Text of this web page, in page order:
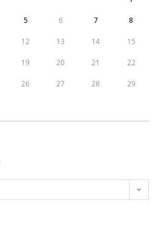
5 6 7 8
12 13 14 15
19 20 21 22
26 27 28 29